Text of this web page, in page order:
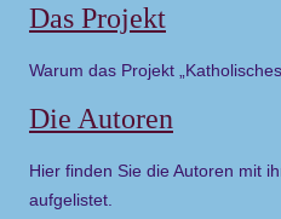
Das Projekt
Warum das Projekt
Die Autoren
Hier finden Sie die Autoren mit
aufgelistet.